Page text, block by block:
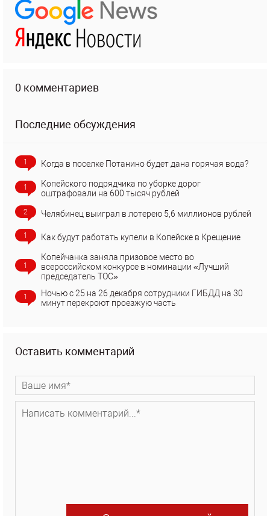
0 комментариев
Последние обсуждения
1 Когда в поселке Потанино будет дана горячая вода?
1
Копейского подрядчика по уборке дорог
оштрафовали на 600 тысяч рублей
2 Челябинец выиграл в лотерею 5,6 миллионов рублей
1 Как будут работать купели в Копейске в Крещение
1
Копейчанка заняла призовое место во
всероссийском конкурсе в номинации «Лучший
председатель ТОС»
1
Ночью с 25 на 26 декабря сотрудники ГИБДД на 30
минут перекроют проезжую часть
Оставить комментарий